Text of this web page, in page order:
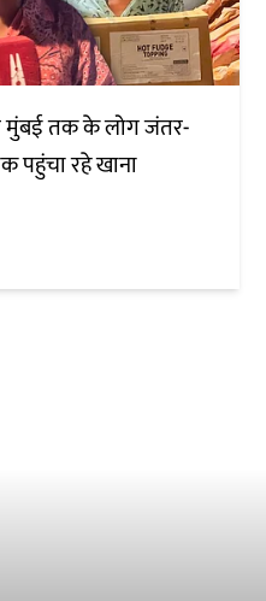
मुंबई तक के लोग जंतर-
पहुंचा रहे खाना